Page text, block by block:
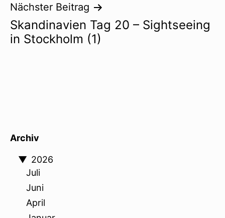
Nächster Beitrag
Skandinavien Tag 20 – Sightseeing
in Stockholm (1)
Archiv
▼ 2026
Juli
Juni
April